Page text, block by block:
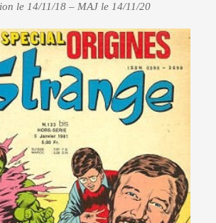
le 14/11/18 – MAJ le 14/11/20